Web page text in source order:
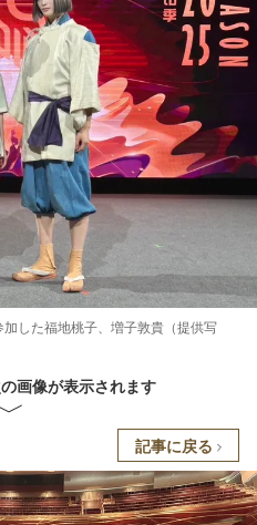
した福地桃子、増子敦貴（提供写
画像が表示されます
記事に戻る